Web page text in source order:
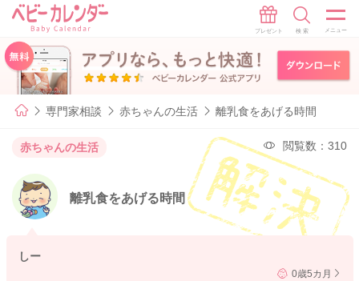
専門家相談 赤ちゃんの生活 離乳食をあげる時間
赤ちゃんの生活 閲覧数：310
離乳食をあげる時間
しー
0歳5カ月